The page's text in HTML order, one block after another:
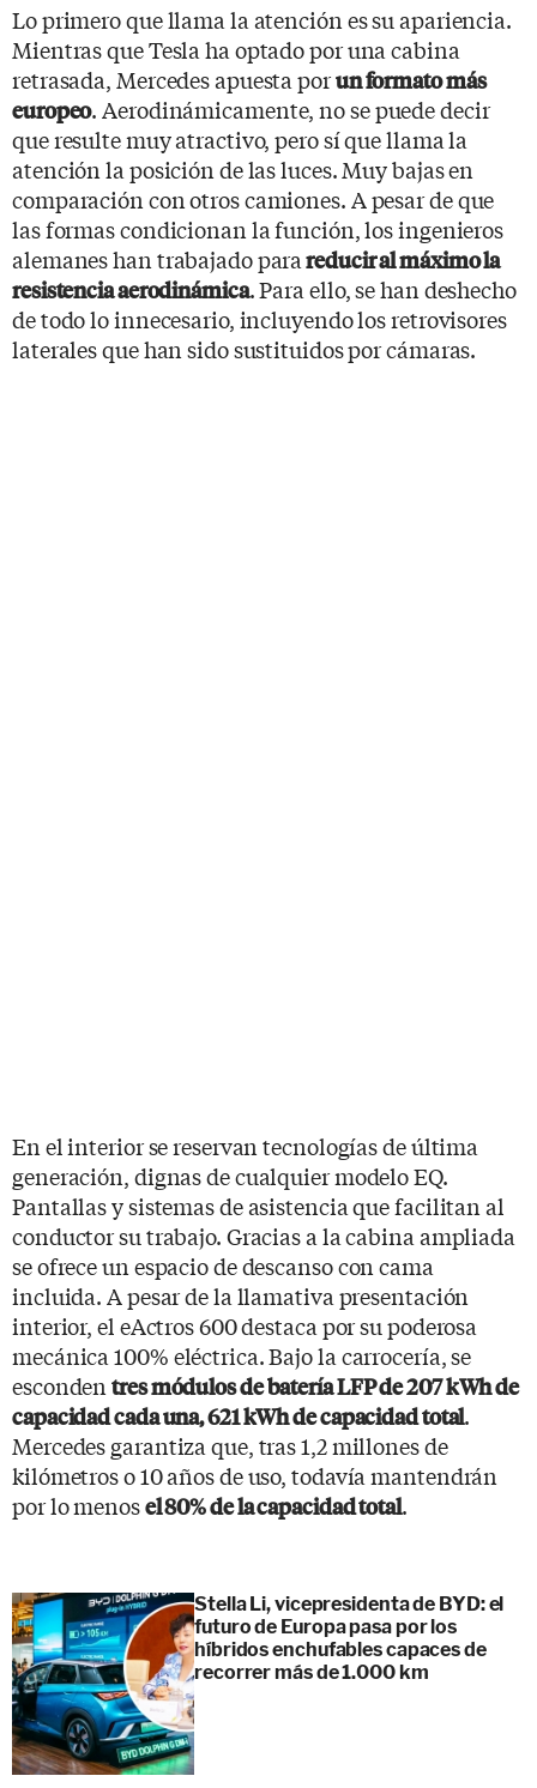
Lo primero que llama la atención es su apariencia.
Mientras que Tesla ha optado por una cabina
retrasada, Mercedes apuesta porun formato más
europeo. Aerodinámicamente, no se puede decir
que resulte muy atractivo, pero sí que llama la
atención la posición de las luces. Muy bajas en
comparación con otros camiones. A pesar de que
las formas condicionan la función, los ingenieros
alemanes han trabajado para reducir al máximo la
resistencia aerodinámica. Para ello, se han deshecho
de todo lo innecesario, incluyendo los retrovisores
laterales que han sido sustituidos por cámaras.
En el interior se reservan tecnologías de última
generación, dignas de cualquier modelo EQ.
Pantallas y sistemas de asistencia que facilitan al
conductor su trabajo. Gracias a la cabina ampliada
se ofrece un espacio de descanso con cama
incluida. A pesar de la llamativa presentación
interior, el eActros 600 destaca por su poderosa
mecánica 100% eléctrica. Bajo la carrocería, se
escondentres módulos de batería LFP de 207 kWh de
capacidad cada una, 621 kWh de capacidad total.
Mercedes garantiza que, tras 1,2 millones de
kilómetros o 10 años de uso, todavía mantendrán
por lo menosel 80% de la capacidad total.
Stella Li, vicepresidenta de BYD: el
futuro de Europa pasa por los
híbridos enchufables capaces de
recorrer más de 1.000 km